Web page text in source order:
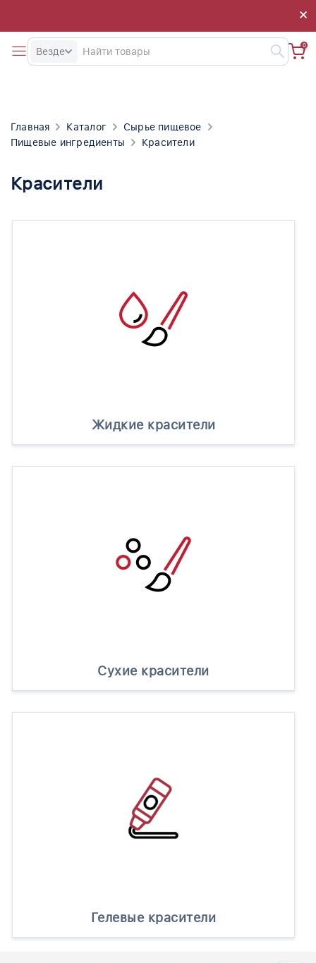
×
×
Везде
0
Главная Каталог
Сырье пищевое
Пищевые ингредиенты
Красители
Красители
Жидкие красители
Сухие красители
Гелевые красители